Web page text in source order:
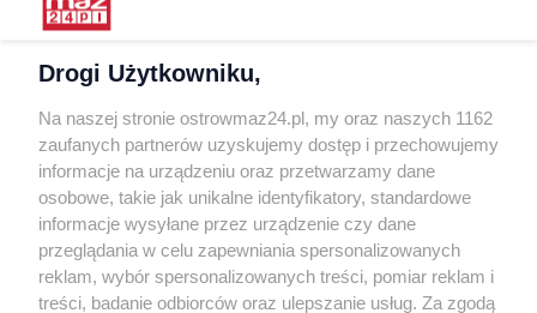
OSTROWMAZ24.PL
O nas
Usługi
Praca
Warunki korzystania
Polityka prywatności
Drogi Użytkowniku,
Na naszej stronie ostrowmaz24.pl, my oraz naszych 1162
zaufanych partnerów uzyskujemy dostęp i przechowujemy
informacje na urządzeniu oraz przetwarzamy dane
osobowe, takie jak unikalne identyfikatory, standardowe
informacje wysyłane przez urządzenie czy dane
przeglądania w celu zapewniania spersonalizowanych
reklam, wybór spersonalizowanych treści, pomiar reklam i
treści, badanie odbiorców oraz ulepszanie usług. Za zgodą